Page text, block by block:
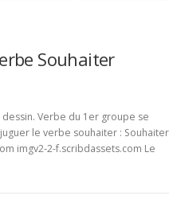
Souhaiter
Verbe du 1er groupe se
le verbe souhaiter : Souhaiter
imgv2-2-f.scribdassets.com Le